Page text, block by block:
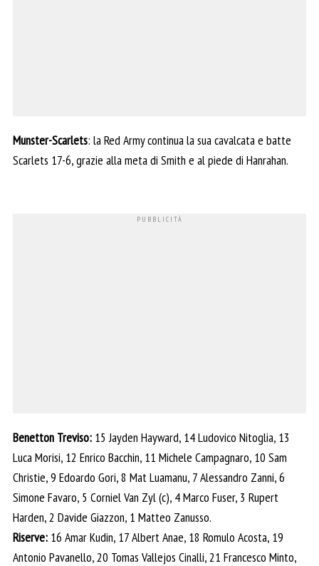
Munster-Scarlets: la Red Army continua la sua cavalcata e batte
Scarlets 17-6, grazie alla meta di Smith e al piede di Hanrahan.
Benetton Treviso: 15 Jayden Hayward, 14 Ludovico Nitoglia, 13
Luca Morisi, 12 Enrico Bacchin, 11 Michele Campagnaro, 10 Sam
Christie, 9 Edoardo Gori, 8 Mat Luamanu, 7 Alessandro Zanni, 6
Simone Favaro, 5 Corniel Van Zyl (c), 4 Marco Fuser, 3 Rupert
Harden, 2 Davide Giazzon, 1 Matteo Zanusso.
Riserve: 16 Amar Kudin, 17 Albert Anae, 18 Romulo Acosta, 19
Antonio Pavanello, 20 Tomas Vallejos Cinalli, 21 Francesco Minto,